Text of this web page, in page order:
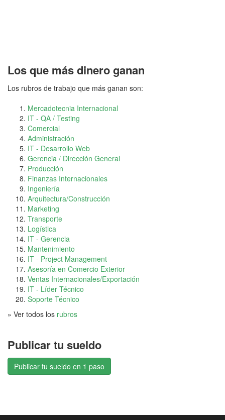
Los que más dinero ganan
Los rubros de trabajo que más ganan son:
Mercadotecnia Internacional
IT - QA / Testing
Comercial
Administración
IT - Desarrollo Web
Gerencia / Dirección General
Producción
Finanzas Internacionales
Ingeniería
Arquitectura/Construcción
Marketing
Transporte
Logística
IT - Gerencia
Mantenimiento
IT - Project Management
Asesoría en Comercio Exterior
Ventas Internacionales/Exportación
IT - Líder Técnico
Soporte Técnico
» Ver todos los rubros
Publicar tu sueldo
Publicar tu sueldo en 1 paso